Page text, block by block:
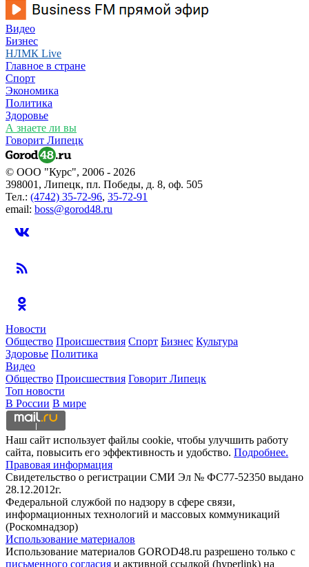
Видео
Бизнес
НЛМК Live
Главное в стране
Спорт
Экономика
Политика
Здоровье
А знаете ли вы
Говорит Липецк
© ООО "Курс", 2006 - 2026
398001, Липецк, пл. Победы, д. 8, оф. 505
Тел.: (4742) 35-72-96, 35-72-91
email: boss@gorod48.ru
Новости
Общество Происшествия Спорт Бизнес Культура
Здоровье Политика
Видео
Общество Происшествия Говорит Липецк
Топ новости
В России В мире
Наш сайт использует файлы cookie, чтобы улучшить работу
сайта, повысить его эффективность и удобство. Подробнее.
Правовая информация
Свидетельство о регистрации СМИ Эл № ФС77-52350 выдано
28.12.2012г.
Федеральной службой по надзору в сфере связи,
информационных технологий и массовых коммуникаций
(Роскомнадзор)
Использование материалов
Использование материалов GOROD48.ru разрешено только с
письменного согласия и активной ссылкой (hyperlink) на